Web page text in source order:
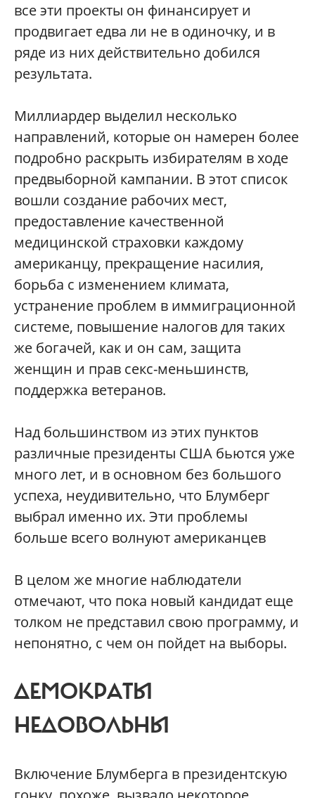
все эти проекты он финансирует и
продвигает едва ли не в одиночку, и в
ряде из них действительно добился
результата.
Миллиардер выделил несколько
направлений, которые он намерен более
подробно раскрыть избирателям в ходе
предвыборной кампании. В этот список
вошли создание рабочих мест,
предоставление качественной
медицинской страховки каждому
американцу, прекращение насилия,
борьба с изменением климата,
устранение проблем в иммиграционной
системе, повышение налогов для таких
же богачей, как и он сам, защита
женщин и прав секс-меньшинств,
поддержка ветеранов.
Над большинством из этих пунктов
различные президенты США бьются уже
много лет, и в основном без большого
успеха, неудивительно, что Блумберг
выбрал именно их. Эти проблемы
больше всего волнуют американцев
В целом же многие наблюдатели
отмечают, что пока новый кандидат еще
толком не представил свою программу, и
непонятно, с чем он пойдет на выборы.
ДЕМОКРАТЫ
НЕДОВОЛЬНЫ
Включение Блумберга в президентскую